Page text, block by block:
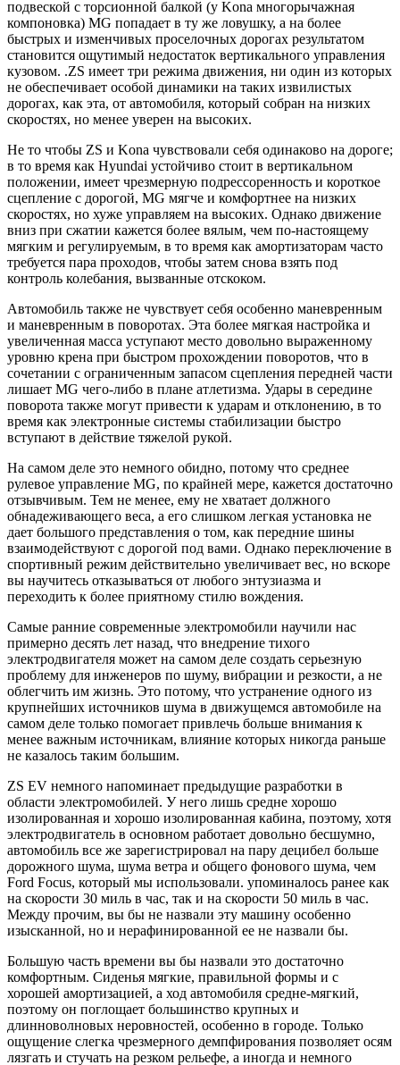
подвеской с торсионной балкой (у Kona многорычажная
компоновка) MG попадает в ту же ловушку, а на более
быстрых и изменчивых проселочных дорогах результатом
становится ощутимый недостаток вертикального управления
кузовом. .ZS имеет три режима движения, ни один из которых
не обеспечивает особой динамики на таких извилистых
дорогах, как эта, от автомобиля, который собран на низких
скоростях, но менее уверен на высоких.
Не то чтобы ZS и Kona чувствовали себя одинаково на дороге;
в то время как Hyundai устойчиво стоит в вертикальном
положении, имеет чрезмерную подрессоренность и короткое
сцепление с дорогой, MG мягче и комфортнее на низких
скоростях, но хуже управляем на высоких. Однако движение
вниз при сжатии кажется более вялым, чем по-настоящему
мягким и регулируемым, в то время как амортизаторам часто
требуется пара проходов, чтобы затем снова взять под
контроль колебания, вызванные отскоком.
Автомобиль также не чувствует себя особенно маневренным
и маневренным в поворотах. Эта более мягкая настройка и
увеличенная масса уступают место довольно выраженному
уровню крена при быстром прохождении поворотов, что в
сочетании с ограниченным запасом сцепления передней части
лишает MG чего-либо в плане атлетизма. Удары в середине
поворота также могут привести к ударам и отклонению, в то
время как электронные системы стабилизации быстро
вступают в действие тяжелой рукой.
На самом деле это немного обидно, потому что среднее
рулевое управление MG, по крайней мере, кажется достаточно
отзывчивым. Тем не менее, ему не хватает должного
обнадеживающего веса, а его слишком легкая установка не
дает большого представления о том, как передние шины
взаимодействуют с дорогой под вами. Однако переключение в
спортивный режим действительно увеличивает вес, но вскоре
вы научитесь отказываться от любого энтузиазма и
переходить к более приятному стилю вождения.
Самые ранние современные электромобили научили нас
примерно десять лет назад, что внедрение тихого
электродвигателя может на самом деле создать серьезную
проблему для инженеров по шуму, вибрации и резкости, а не
облегчить им жизнь. Это потому, что устранение одного из
крупнейших источников шума в движущемся автомобиле на
самом деле только помогает привлечь больше внимания к
менее важным источникам, влияние которых никогда раньше
не казалось таким большим.
ZS EV немного напоминает предыдущие разработки в
области электромобилей. У него лишь средне хорошо
изолированная и хорошо изолированная кабина, поэтому, хотя
электродвигатель в основном работает довольно бесшумно,
автомобиль все же зарегистрировал на пару децибел больше
дорожного шума, шума ветра и общего фонового шума, чем
Ford Focus, который мы использовали. упоминалось ранее как
на скорости 30 миль в час, так и на скорости 50 миль в час.
Между прочим, вы бы не назвали эту машину особенно
изысканной, но и нерафинированной ее не назвали бы.
Большую часть времени вы бы назвали это достаточно
комфортным. Сиденья мягкие, правильной формы и с
хорошей амортизацией, а ход автомобиля средне-мягкий,
поэтому он поглощает большинство крупных и
длинноволновых неровностей, особенно в городе. Только
ощущение слегка чрезмерного демпфирования позволяет осям
лязгать и стучать на резком рельефе, а иногда и немного